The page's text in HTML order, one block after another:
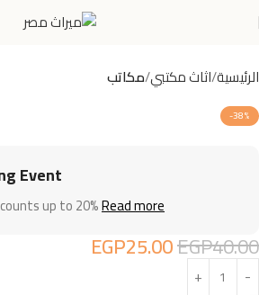
الرئيسية اثاث مكتبي مكاتب
-38%
Event
up to 20%Read more
EGP40.00
EGP25.00